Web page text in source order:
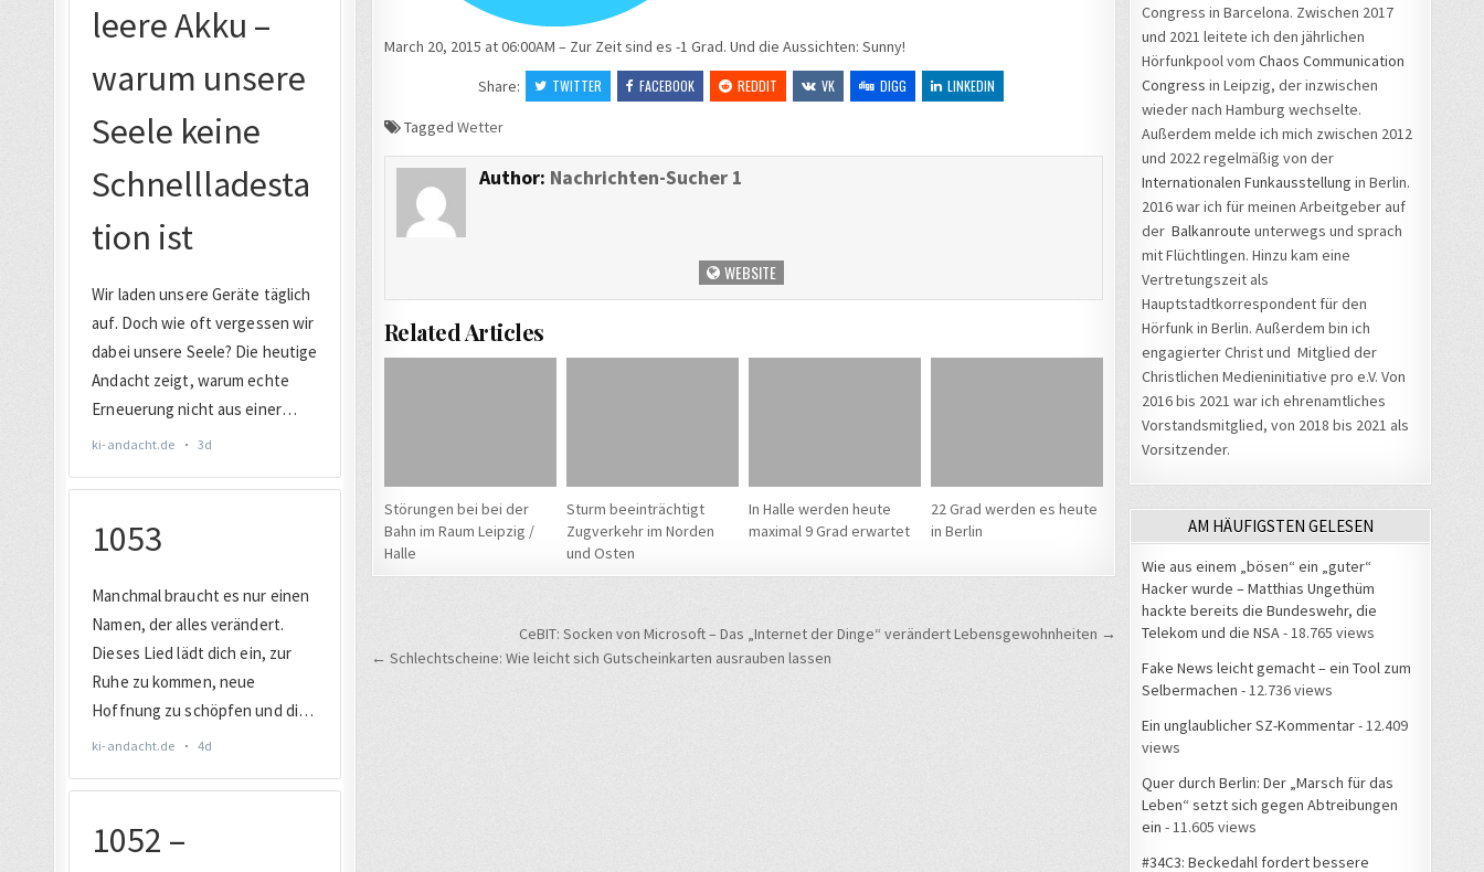
March 20, 2015 at 06:00AM – Zur Zeit sind es -1 Grad. Und die Aussichten: Sunny!
Share:
TWITTER FACEBOOK REDDIT VK DIGG LINKEDIN
Tagged Wetter
Author: Nachrichten-Sucher 1
WEBSITE
Related Articles
Störungen bei bei der
Bahn im Raum Leipzig /
Halle
Sturm beeinträchtigt
Zugverkehr im Norden
und Osten
In Halle werden heute
maximal 9 Grad erwartet
22 Grad werden es heute
in Berlin
BeitragsnavigationCeBIT: Socken von Microsoft – Das „Internet der Dinge“ verändert Lebensgewohnheiten →
← Schlechtscheine: Wie leicht sich Gutscheinkarten ausrauben lassen
Congress in Barcelona. Zwischen 2017
und 2021 leitete ich den jährlichen
Hörfunkpool vom Chaos Communication
Congress in Leipzig, der inzwischen
wieder nach Hamburg wechselte.
Außerdem melde ich mich zwischen 2012
und 2022 regelmäßig von der
Internationalen Funkausstellung in Berlin.
2016 war ich für meinen Arbeitgeber auf
der Balkanroute unterwegs und sprach
mit Flüchtlingen. Hinzu kam eine
Vertretungszeit als
Hauptstadtkorrespondent für den
Hörfunk in Berlin. Außerdem bin ich
engagierter Christ und Mitglied der
Christlichen Medieninitiative pro e.V. Von
2016 bis 2021 war ich ehrenamtliches
Vorstandsmitglied, von 2018 bis 2021 als
Vorsitzender.
AM HÄUFIGSTEN GELESEN
Wie aus einem „bösen“ ein „guter“
Hacker wurde – Matthias Ungethüm
hackte bereits die Bundeswehr, die
Telekom und die NSA - 18.765 views
Fake News leicht gemacht – ein Tool zum
Selbermachen - 12.736 views
Ein unglaublicher SZ-Kommentar- 12.409
views
Quer durch Berlin: Der „Marsch für das
Leben“ setzt sich gegen Abtreibungen
ein - 11.605 views
#34C3: Beckedahl fordert bessere